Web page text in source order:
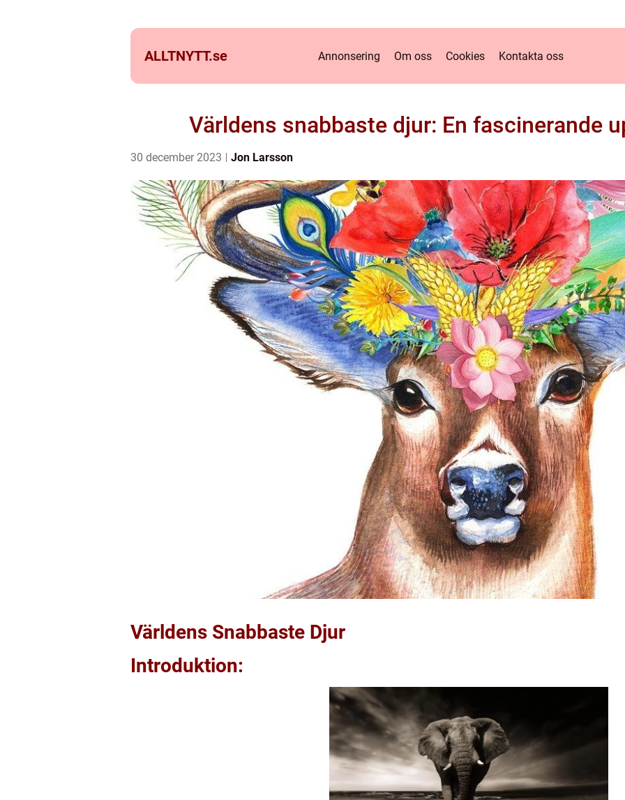
ALLTNYTT.se Annonsering Om oss Cookies Kontakta oss
Världens snabbaste djur: En fascinerande
30 december 2023 Jon Larsson
Världens Snabbaste Djur
Introduktion: